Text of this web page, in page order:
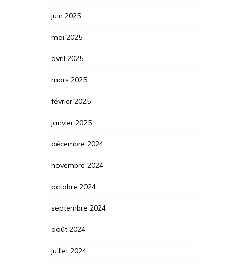
juin 2025
mai 2025
avril 2025
mars 2025
février 2025
janvier 2025
décembre 2024
novembre 2024
octobre 2024
septembre 2024
août 2024
juillet 2024